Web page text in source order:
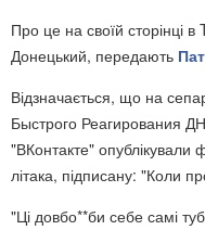
Про це на своїй сторінці
Донецький, передають
Відзначається, що на
Быстрого Реагирования
"ВКонтакте" опублікували
літака, підписану: "Коли
"Ці довбо**би себе самі